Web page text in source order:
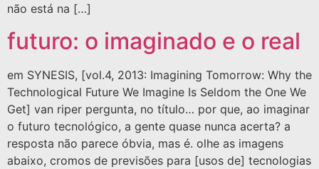
não está na […]
futuro: o imaginado e o real
em SYNESIS, [vol.4, 2013: Imagining Tomorrow: Why the
Technological Future We Imagine Is Seldom the One We
Get] van riper pergunta, no título… por que, ao imaginar
o futuro tecnológico, a gente quase nunca acerta? a
resposta não parece óbvia, mas é. olhe as imagens
abaixo, cromos de previsões para [usos de] tecnologias